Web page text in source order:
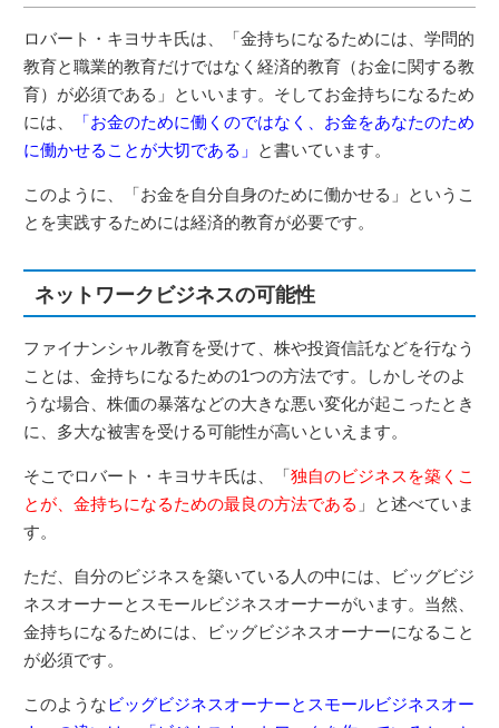
ロバート・キヨサキ氏は、「金持ちになるためには、学問的
教育と職業的教育だけではなく経済的教育（お金に関する教
育）が必須である」といいます。そしてお金持ちになるため
には、
「お金のために働くのではなく、お金をあなたのため
に働かせることが大切である」
と書いています。
このように、「お金を自分自身のために働かせる」というこ
とを実践するためには経済的教育が必要です。
ネットワークビジネスの可能性
ファイナンシャル教育を受けて、株や投資信託などを行なう
ことは、金持ちになるための1つの方法です。しかしそのよ
うな場合、株価の暴落などの大きな悪い変化が起こったとき
に、多大な被害を受ける可能性が高いといえます。
そこでロバート・キヨサキ氏は、「独自のビジネスを築くこ
とが、金持ちになるための最良の方法である 」と述べていま
す。
ただ、自分のビジネスを築いている人の中には、ビッグビジ
ネスオーナーとスモールビジネスオーナーがいます。当然、
金持ちになるためには、ビッグビジネスオーナーになること
が必須です。
このようなビッグビジネスオーナーとスモールビジネスオー